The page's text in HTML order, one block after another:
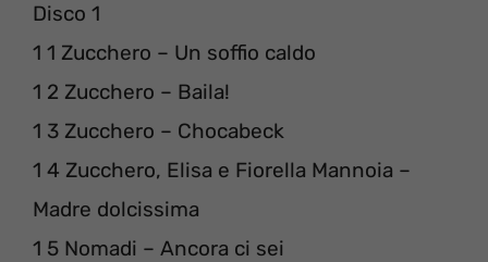
Disco 1
1 1 Zucchero – Un soffio caldo
1 2 Zucchero – Baila!
1 3 Zucchero – Chocabeck
1 4 Zucchero, Elisa e Fiorella Mannoia –
Madre dolcissima
1 5 Nomadi – Ancora ci sei